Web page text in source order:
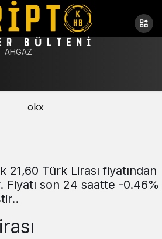
AHGAZ
21,60 Türk Lirası fiyatından
son 24 saatte -0.46%